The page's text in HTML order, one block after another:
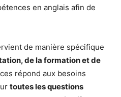
en anglais afin de
de manière spécifique
de la formation et de
répond aux besoins
toutes les questions